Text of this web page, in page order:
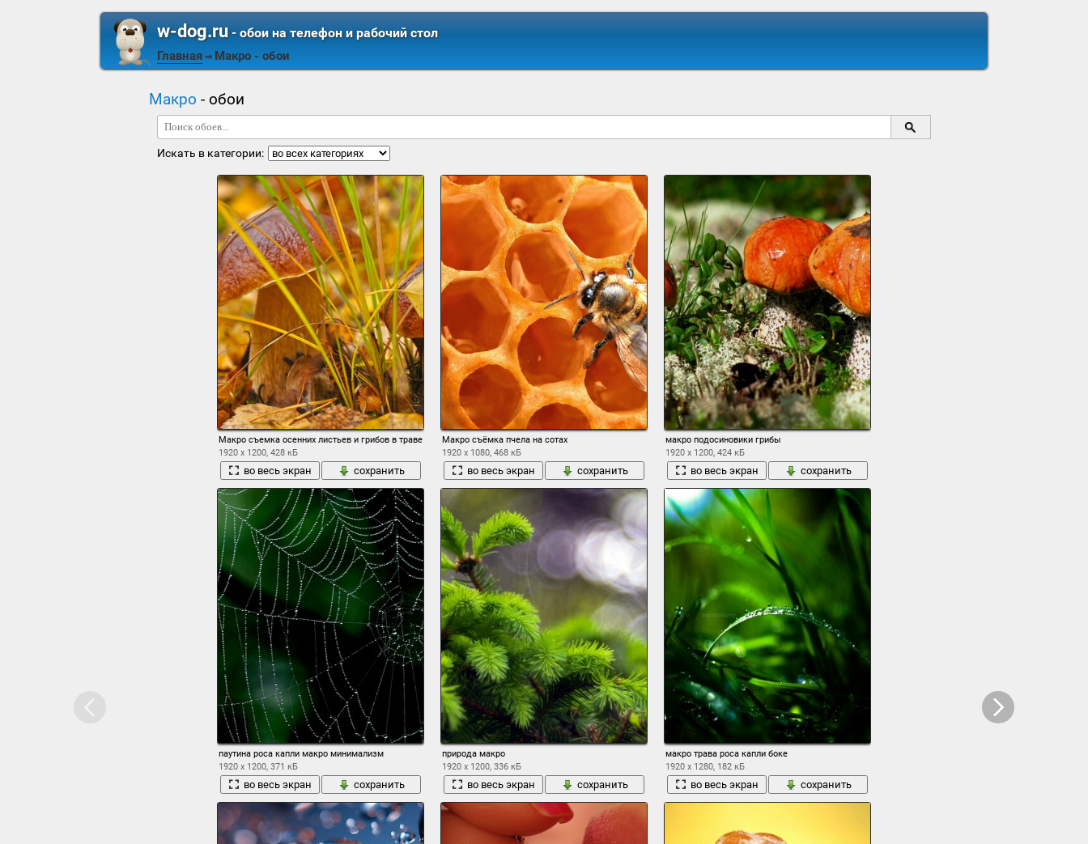
w-dog.ru- обои на телефон и рабочий стол
Главная ⇒ Макро - обои
Макро - обои
Искать в категории:
Макро съемка осенних листьев и грибов в траве
1920 x 1200, 428 кБ
во весь экран сохранить
Макро съёмка пчела на сотах
1920 x 1080, 468 кБ
во весь экран сохранить
макро подосиновики грибы
1920 x 1200, 424 кБ
во весь экран сохранить
паутина роса капли макро минимализм
1920 x 1200, 371 кБ
во весь экран сохранить
природа макро
1920 x 1200, 336 кБ
во весь экран сохранить
макро трава роса капли боке
1920 x 1280, 182 кБ
во весь экран сохранить